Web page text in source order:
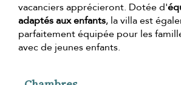
vacanciers apprécieront. Dotée d'
adaptés aux enfants, la villa est
parfaitement équipée pour les
avec de jeunes enfants.